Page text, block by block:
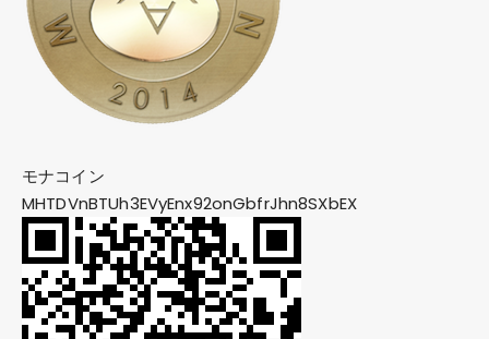
モナコイン
MHTDVnBTUh3EVyEnx92onGbfrJhn8SXbEX